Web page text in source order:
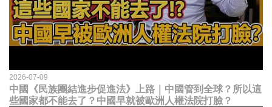
2026-07-09
中國《民族團結進步促進法》上路｜中國管到全球？所以這
些國家都不能去了？中國早就被歐洲人權法院打臉？